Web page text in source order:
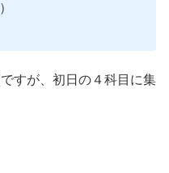
すが、初日の４科目に集